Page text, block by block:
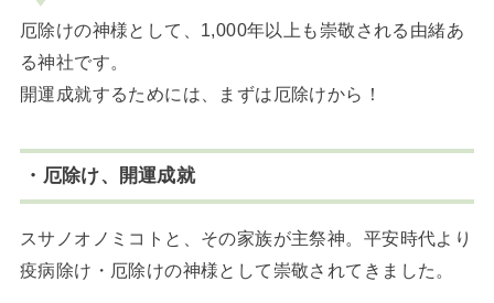
厄除けの神様として、1,000年以上も崇敬される由緒あ
る神社です。
開運成就するためには、まずは厄除けから！
・厄除け、開運成就
スサノオノミコトと、その家族が主祭神。平安時代より
疫病除け・厄除けの神様として崇敬されてきました。